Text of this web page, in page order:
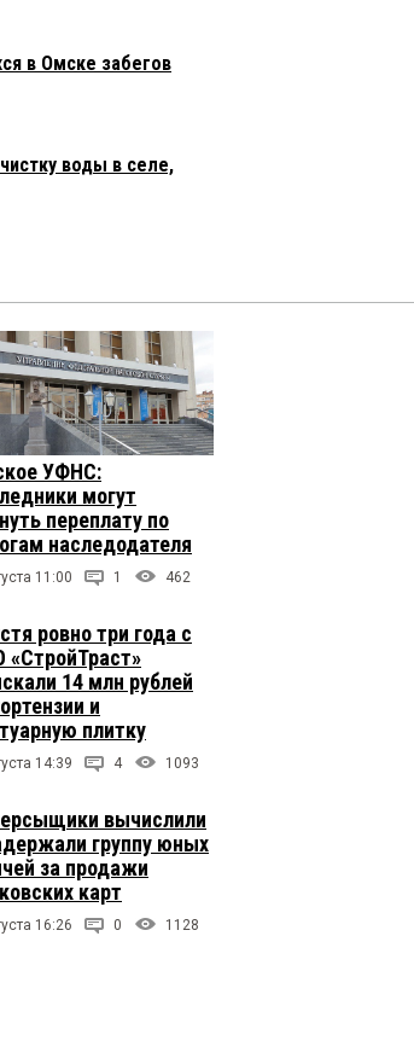
в Омске забегов
воды в селе,
УФНС:
могут
переплату по
наследодателя
11:00 1 462
ровно три года с
«СтройТраст»
14 млн рублей
и
плитку
14:39 4 1093
вычислили
группу юных
за продажи
карт
16:26 0 1128